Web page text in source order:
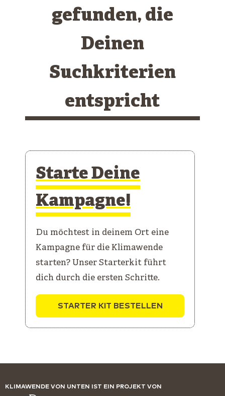
gefunden, die
Deinen
Suchkriterien
entspricht
Starte Deine
Kampagne!
Du möchtest in deinem Ort eine
Kampagne für die Klimawende
starten? Unser Starterkit führt
dich durch die ersten Schritte.
STARTER KIT BESTELLEN
KLIMAWENDE VON UNTEN IST EIN PROJEKT VON